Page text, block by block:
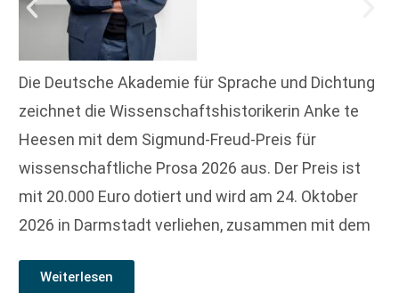
Die Deutsche Akademie für Sprache und Dichtung
zeichnet die Wissenschaftshistorikerin Anke te
Heesen mit dem Sigmund-Freud-Preis für
wissenschaftliche Prosa 2026 aus. Der Preis ist
mit 20.000 Euro dotiert und wird am 24. Oktober
2026 in Darmstadt verliehen, zusammen mit dem
Weiterlesen